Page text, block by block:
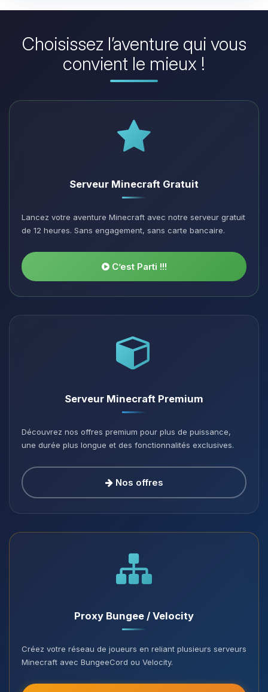
Choisissez l’aventure qui vous
convient le mieux !
Serveur Minecraft Gratuit
Lancez votre aventure Minecraft avec notre serveur gratuit
de 12 heures. Sans engagement, sans carte bancaire.
C’est Parti !!!
Serveur Minecraft Premium
Découvrez nos offres premium pour plus de puissance,
une durée plus longue et des fonctionnalités exclusives.
Nos offres
Proxy Bungee / Velocity
Créez votre réseau de joueurs en reliant plusieurs serveurs
Minecraft avec BungeeCord ou Velocity.